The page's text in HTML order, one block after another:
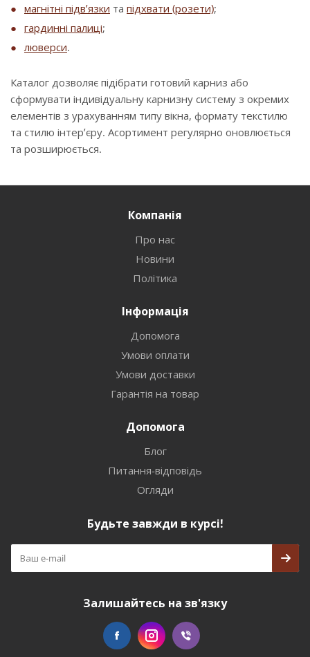
магнітні підв’язки та підхвати (розети);
гардинні палиці;
люверси.
Каталог дозволяє підібрати готовий карниз або
сформувати індивідуальну карнизну систему з окремих
елементів з урахуванням типу вікна, формату текстилю
та стилю інтер’єру. Асортимент регулярно оновлюється
та розширюється.
Компанія
Про нас
Новини
Політика
Інформація
Допомога
Умови оплати
Умови доставки
Гарантія на товар
Допомога
Блог
Питання-відповідь
Огляди
Будьте завжди в курсі!
Залишайтесь на зв'язку